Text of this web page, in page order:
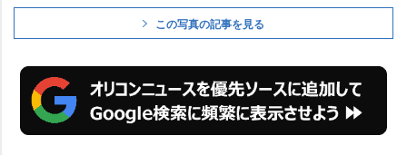
この写真の記事を見る